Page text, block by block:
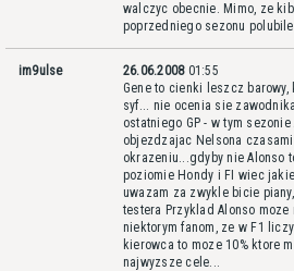
walczyc obecnie. Mimo, ze
poprzedniego sezonu
im9ulse 26.06.2008 01:55
Gene to cienki leszcz
syf... nie ocenia sie
ostatniego GP - w tym
objezdzajac Nelsona
okrazeniu...gdyby nie Alonso
poziomie Hondy i FI wiec
uwazam za zwykle bicie
testera Przyklad Alonso
niektorym fanom, ze w F1
kierowca to moze 10% ktore
najwyzsze cele...